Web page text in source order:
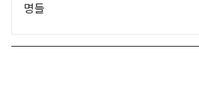
명들